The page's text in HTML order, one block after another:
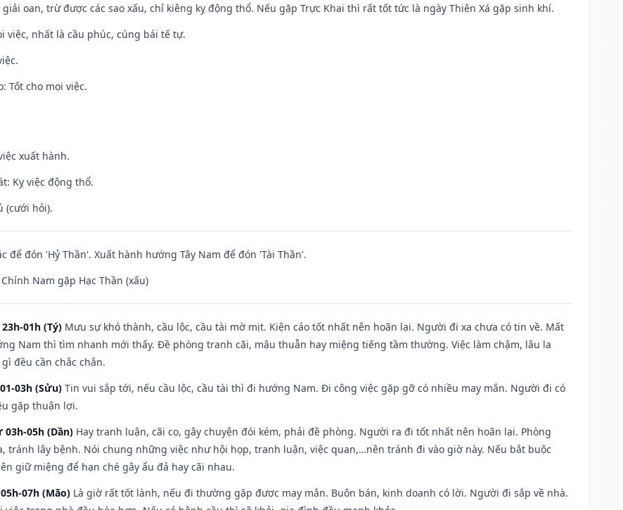
giải oan, trừ được các sao xấu, chỉ kiêng kỵ động thổ. Nếu gặp Trực Khai thì rất tốt tức là ngày Thiên Xá gặp sinh khí.
việc, nhất là cầu phúc, cúng bái tế tự.
Tốt cho mọi việc.
xuất hành.
Kỵ việc động thổ.
(cưới hỏi).
để đón 'Hỷ Thần'. Xuất hành hướng Tây Nam để đón 'Tài Thần'.
Nam gặp Hạc Thần (xấu)
01h (Tý) Mưu sự khó thành, cầu lộc, cầu tài mờ mịt. Kiện cáo tốt nhất nên hoãn lại. Người đi xa chưa có tin về. Mất
Nam thì tìm nhanh mới thấy. Đề phòng tranh cãi, mâu thuẫn hay miệng tiếng tầm thường. Việc làm chậm, lâu la
đều cần chắc chắn.
03h (Sửu) Tin vui sắp tới, nếu cầu lộc, cầu tài thì đi hướng Nam. Đi công việc gặp gỡ có nhiều may mắn. Người đi có
gặp thuận lợi.
03h-05h (Dần) Hay tranh luận, cãi cọ, gây chuyện đói kém, phải đề phòng. Người ra đi tốt nhất nên hoãn lại. Phòng
tránh lây bệnh. Nói chung những việc như hội họp, tranh luận, việc quan,…nên tránh đi vào giờ này. Nếu bắt buộc
giữ miệng để hạn ché gây ẩu đả hay cãi nhau.
07h (Mão) Là giờ rất tốt lành, nếu đi thường gặp được may mắn. Buôn bán, kinh doanh có lời. Người đi sắp về nhà.